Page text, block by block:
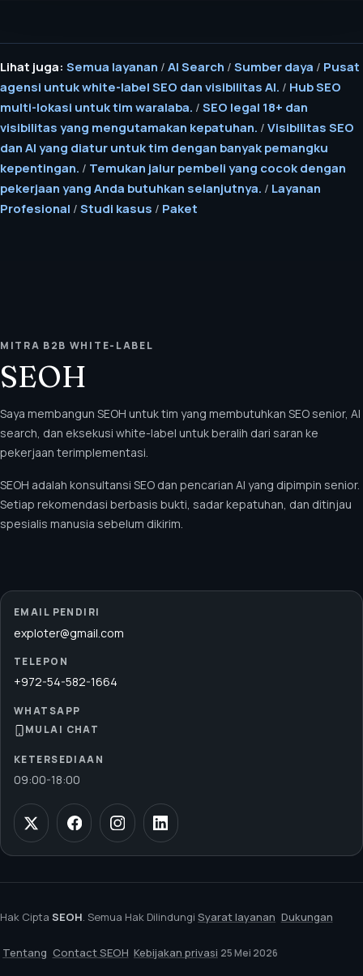
Lihat juga: Semua layanan / AI Search / Sumber daya / Pusat
agensi untuk white-label SEO dan visibilitas AI. / Hub SEO
multi-lokasi untuk tim waralaba. / SEO legal 18+ dan
visibilitas yang mengutamakan kepatuhan. / Visibilitas SEO
dan AI yang diatur untuk tim dengan banyak pemangku
kepentingan. / Temukan jalur pembeli yang cocok dengan
pekerjaan yang Anda butuhkan selanjutnya. / Layanan
Profesional / Studi kasus / Paket
MITRA B2B WHITE-LABEL
SEOH
Saya membangun SEOH untuk tim yang membutuhkan SEO senior, AI
search, dan eksekusi white-label untuk beralih dari saran ke
pekerjaan terimplementasi.
SEOH adalah konsultansi SEO dan pencarian AI yang dipimpin senior.
Setiap rekomendasi berbasis bukti, sadar kepatuhan, dan ditinjau
spesialis manusia sebelum dikirim.
EMAIL PENDIRI
exploter@gmail.com
TELEPON
+972-54-582-1664
WHATSAPP
MULAI CHAT
KETERSEDIAAN
09:00-18:00
Hak Cipta SEOH. Semua Hak Dilindungi Syarat layanan Dukungan
Tentang Contact SEOH Kebijakan privasi 25 Mei 2026